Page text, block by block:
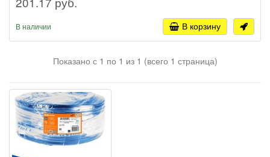
В наличии В корзину
Показано с 1 по 1 из 1 (всего 1 страница)